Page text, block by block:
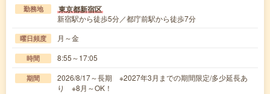
勤務地 東京都新宿区
新宿駅から徒歩5分／都庁前駅から徒歩7分
曜日頻度 月～金
時間 8:55～17:05
期間
2026/8/17～長期 ※2027年3月までの期間限定/多少延長あ
り ※8月～OK！